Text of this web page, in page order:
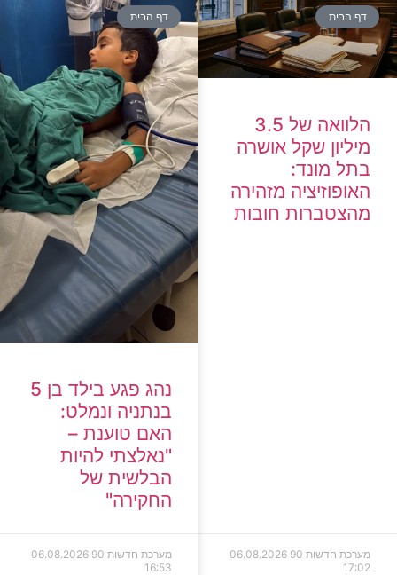
דף הבית
הלוואה של 3.5
מיליון שקל אושרה
בתל מונד:
האופוזיציה מזהירה
מהצטברות חובות
מערכת חדשות 90
06.08.2026
17:02
דף הבית
נהג פגע בילד בן 5
בנתניה ונמלט:
האם טוענת –
"נאלצתי להיות
הבלשית של
החקירה"
מערכת חדשות 90
06.08.2026
16:53